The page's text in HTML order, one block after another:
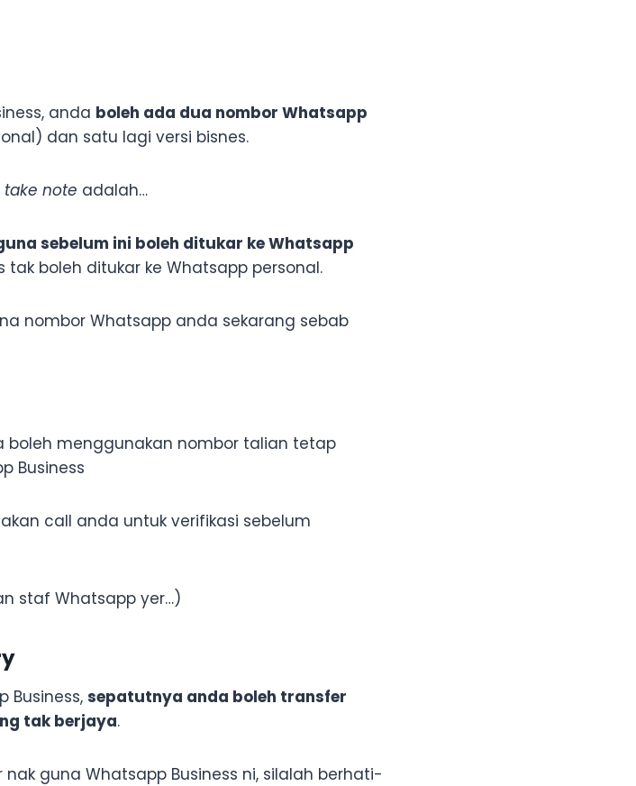
anda boleh ada dua nombor Whatsapp
dan satu lagi versi bisnes.
take note adalah…
sebelum ini boleh ditukar ke Whatsapp
tak boleh ditukar ke Whatsapp personal.
nombor Whatsapp anda sekarang sebab
boleh menggunakan nombor talian tetap
Business
call anda untuk verifikasi sebelum
staf Whatsapp yer…)
Business, sepatutnya anda boleh transfer
tak berjaya.
guna Whatsapp Business ni, silalah berhati-